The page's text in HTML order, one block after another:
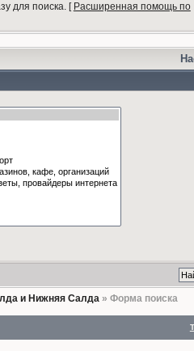
для поиска.[ Расширенная помощь по
и Нижняя Салда» Форма поиска